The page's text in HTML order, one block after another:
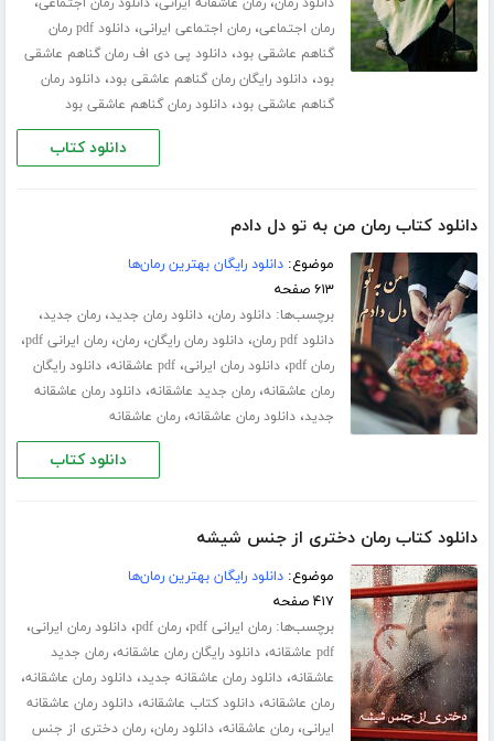
دانلود رمان رمان عاشقانه ایرانی دانلود رمان اجتماعی
رمان اجتماعی،رمان اجتماعی ایرانی،
دانلود pdf رمان
گناهم عاشقی بود،دانلود پی دی اف رمان گناهم عاشقی
بود،دانلود رایگان رمان گناهم عاشقی بود،دانلود رمان
گناهم عاشقی بود،دانلود رمان گناهم عاشقی بود
دانلود کتاب
دانلود کتاب رمان من به تو دل دادم
موضوع:دانلود رایگان بهترین رمان‌ها
۶۱۳ صفحه
برچسب‌ها:دانلود رمان،دانلود رمان جدید،رمان جدید،
دانلود pdf رمان ،دانلود رمان رایگان،رمان،رمان ایرانی pdf ،
رمان pdf ،دانلود رمان ایرانی،pdf عاشقانه ،دانلود رایگان
رمان عاشقانه،رمان جدید عاشقانه،دانلود رمان عاشقانه
جدید،دانلود رمان عاشقانه،رمان عاشقانه
دانلود کتاب
دانلود کتاب رمان دختری از جنس شیشه
موضوع:دانلود رایگان بهترین رمان‌ها
۴۱۷ صفحه
برچسب‌ها:رمان ایرانی pdf ،رمان pdf ،دانلود رمان ایرانی،
pdf عاشقانه ،دانلود رایگان رمان عاشقانه،رمان جدید
عاشقانه،دانلود رمان عاشقانه جدید،دانلود رمان عاشقانه،
رمان عاشقانه،دانلود کتاب عاشقانه،دانلود رمان عاشقانه
ایرانی،رمان عاشقانه،دانلود رمان،رمان دختری از جنس